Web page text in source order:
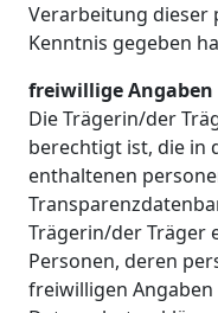
Verarbeitung dieser
Kenntnis gegeben
freiwillige Angaben
Die Trägerin/der
berechtigt ist, die in
enthaltenen personenbezogenen Daten in die
Trägerin/der Träger
Personen, deren
freiwilligen Angaben enthalten sind, die